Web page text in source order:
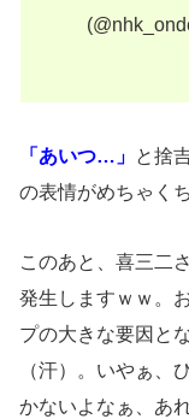
「あいつ…」 と捨
の表情がめちゃく
このあと、喜三二
発生しますｗｗ。
プの大きな要因と
（汗）。いやぁ、
かないよなぁ、あ